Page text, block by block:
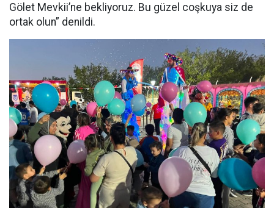
Gölet Mevkii’ne bekliyoruz. Bu güzel coşkuya siz de
ortak olun” denildi.